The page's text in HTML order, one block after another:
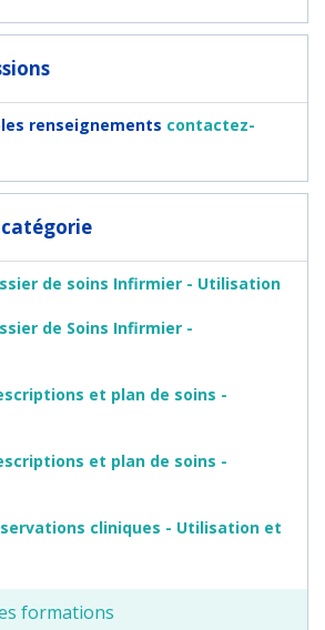
renseignements contactez-
de soins Infirmier - Utilisation
de Soins Infirmier -
et plan de soins -
et plan de soins -
cliniques - Utilisation et
formations